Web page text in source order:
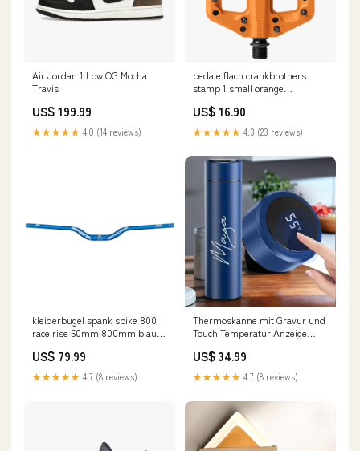
Air Jordan 1 Low OG Mocha
Travis
US$ 199.99
★★★★★ 4.0 (14 reviews)
pedale flach crankbrothers
stamp 1 small orange
US$ 16.90
★★★★★ 4.3 (23 reviews)
kleiderbugel spank spike 800
race rise 50mm 800mm blau
US$ 79.99
★★★★★ 4.7 (8 reviews)
Thermoskanne mit Gravur und
Touch Temperatur Anzeige
US$ 34.99
★★★★★ 4.7 (8 reviews)